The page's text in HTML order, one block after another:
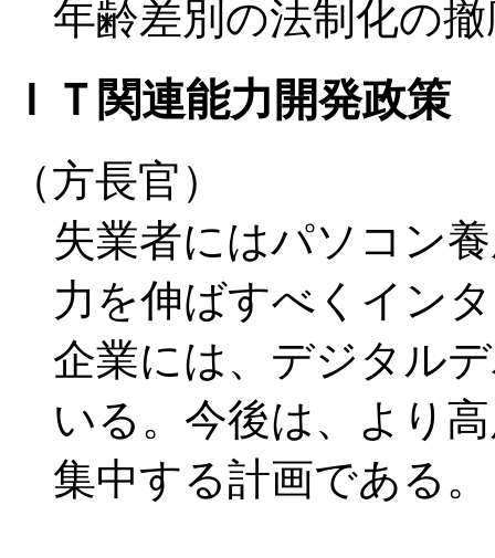
年齢差別の法制化の
ＩＴ関連能力開発政策
（方長官）
失業者にはパソコン
力を伸ばすべくイン
企業には、デジタル
いる。今後は、より
集中する計画である。